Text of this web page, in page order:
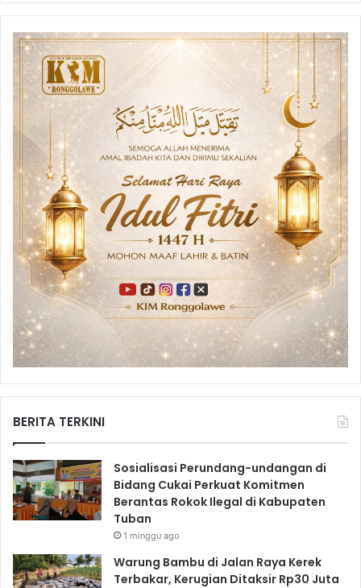
BERITA TERKINI
Sosialisasi Perundang-undangan di
Bidang Cukai Perkuat Komitmen
Berantas Rokok Ilegal di Kabupaten
Tuban
1 minggu ago
Warung Bambu di Jalan Raya Kerek
Terbakar, Kerugian Ditaksir Rp30 Juta